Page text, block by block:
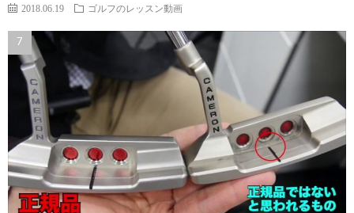
2018.06.19 ゴルフのレッスン動画